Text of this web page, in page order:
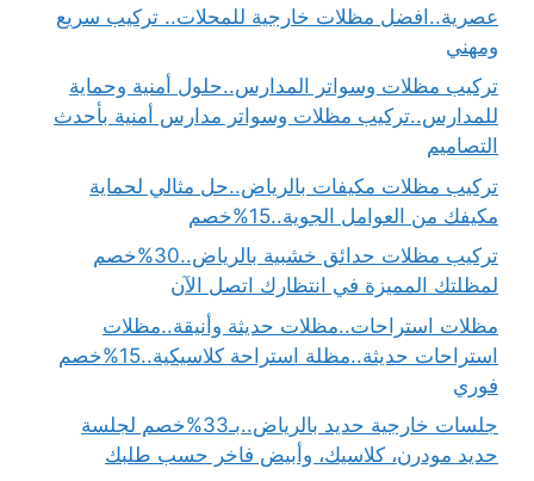
عصرية..افضل مظلات خارجية للمحلات.. تركيب سريع
ومهني
تركيب مظلات وسواتر المدارس..حلول أمنية وحماية
للمدارس..تركيب مظلات وسواتر مدارس أمنية بأحدث
التصاميم
تركيب مظلات مكيفات بالرياض..حل مثالي لحماية
مكيفك من العوامل الجوية..15%خصم
تركيب مظلات حدائق خشبية بالرياض..30%خصم
لمظلتك المميزة في انتظارك اتصل الآن
مظلات استراحات..مظلات حديثة وأنيقة..مظلات
استراحات حديثة..مظلة استراحة كلاسيكية..15%خصم
فوري
جلسات خارجية حديد بالرياض..بـ33%خصم لجلسة
حديد مودرن، كلاسيك، وأبيض فاخر حسب طلبك